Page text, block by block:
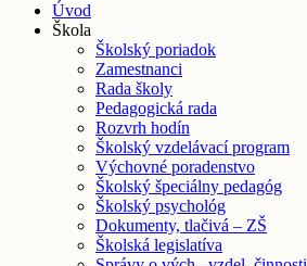
Úvod
Škola
Školský poriadok
Zamestnanci
Rada školy
Pedagogická rada
Rozvrh hodín
Školský vzdelávací program
Výchovné poradenstvo
Školský špeciálny pedagóg
Školský psychológ
Dokumenty, tlačivá – ZŠ
Školská legislatíva